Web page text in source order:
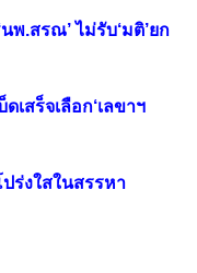
.สรณ’ ไม่รับ‘มติ’ยก
เสร็จเลือก‘เลขาฯ
ร่งใสในสรรหา